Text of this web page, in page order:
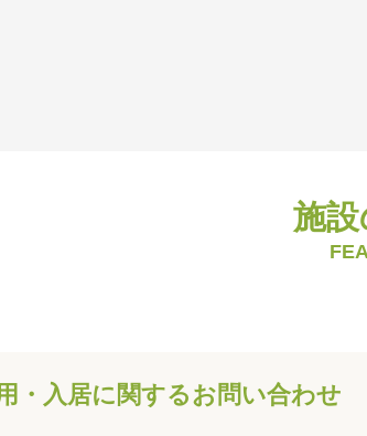
施
・入居に関するお問い合わせ